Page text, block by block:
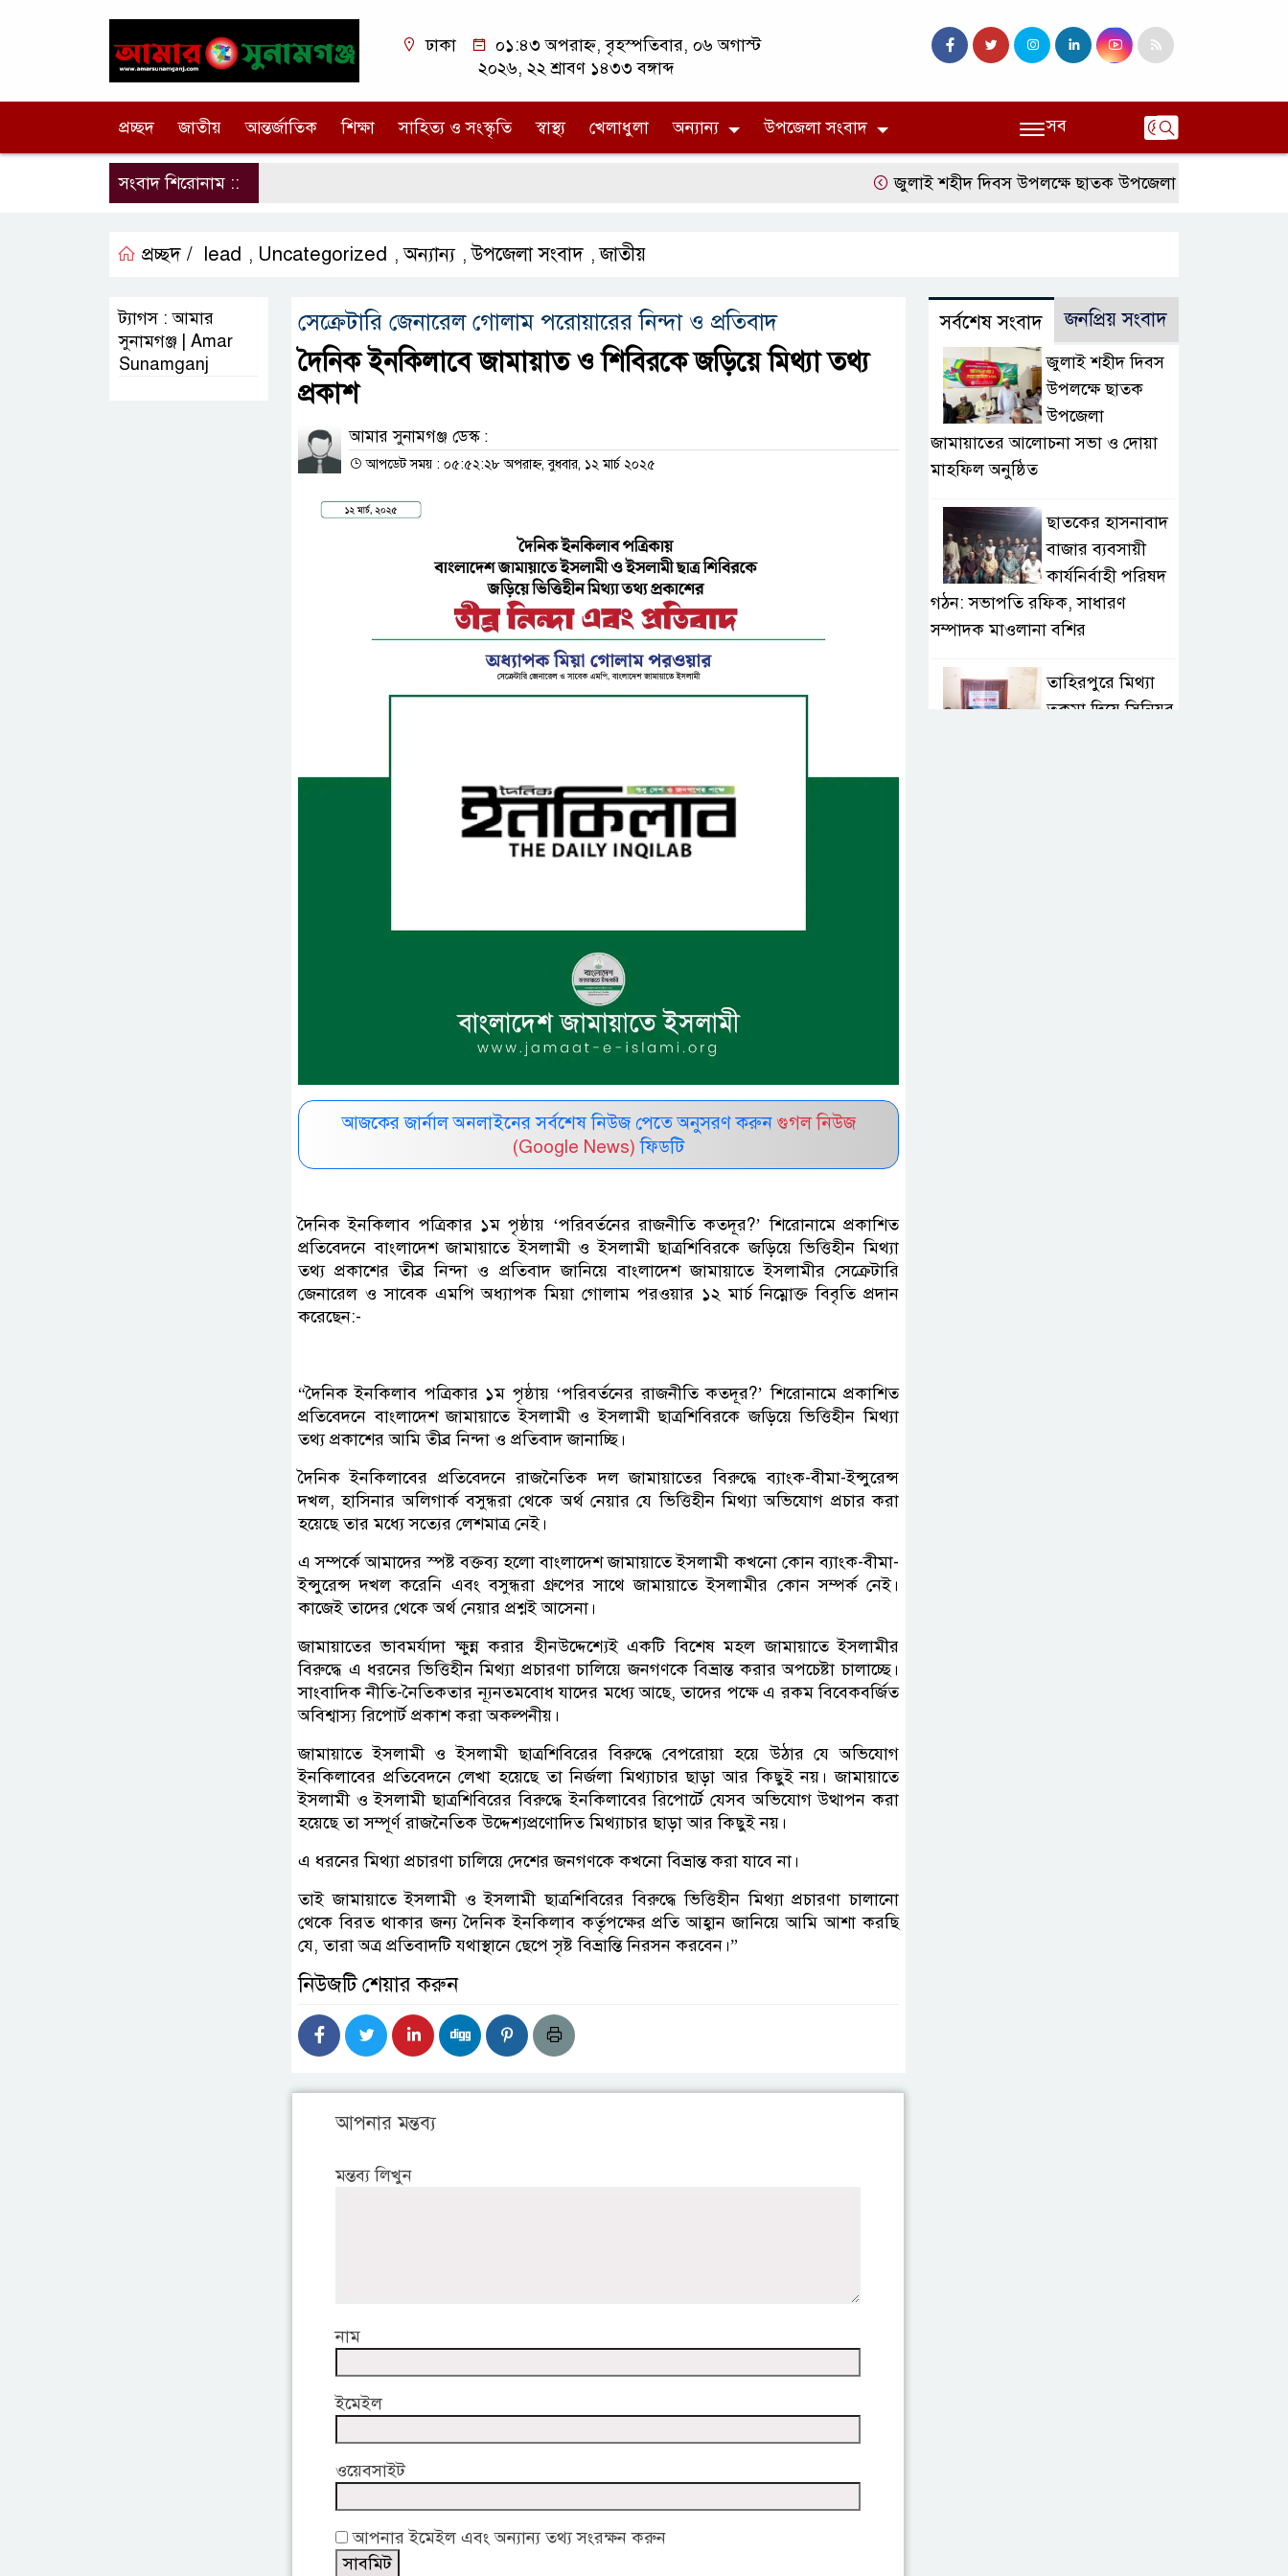
ঢাকা
০১:৪৩ অপরাহ্ন, বৃহস্পতিবার, ০৬ অগাস্ট
২০২৬, ২২ শ্রাবণ ১৪৩৩ বঙ্গাব্দ
প্রচ্ছদ জাতীয় আন্তর্জাতিক শিক্ষা সাহিত্য ও সংস্কৃতি স্বাস্থ্য খেলাধুলা অন্যান্য উপজেলা সংবাদ সব
সংবাদ শিরোনাম :: জুলাই শহীদ দিবস উপলক্ষে ছাতক উপজেলা জামায়াতের আলোচনা
প্রচ্ছদ / lead , Uncategorized ,অন্যান্য ,উপজেলা সংবাদ ,জাতীয়
সেক্রেটারি জেনারেল গোলাম পরোয়ারের নিন্দা ও প্রতিবাদ
দৈনিক ইনকিলাবে জামায়াত ও শিবিরকে জড়িয়ে মিথ্যা তথ্য
প্রকাশ
আমার সুনামগঞ্জ ডেস্ক :
আপডেট সময় : ০৫:৫২:২৮ অপরাহ্ন, বুধবার, ১২ মার্চ ২০২৫
আজকের জার্নাল অনলাইনের সর্বশেষ নিউজ পেতে অনুসরণ করুন গুগল নিউজ
(Google News) ফিডটি
দৈনিক ইনকিলাব পত্রিকার ১ম পৃষ্ঠায় ‘পরিবর্তনের রাজনীতি কতদূর?’ শিরোনামে প্রকাশিত
প্রতিবেদনে বাংলাদেশ জামায়াতে ইসলামী ও ইসলামী ছাত্রশিবিরকে জড়িয়ে ভিত্তিহীন মিথ্যা
তথ্য প্রকাশের তীব্র নিন্দা ও প্রতিবাদ জানিয়ে বাংলাদেশ জামায়াতে ইসলামীর সেক্রেটারি
জেনারেল ও সাবেক এমপি অধ্যাপক মিয়া গোলাম পরওয়ার ১২ মার্চ নিম্নোক্ত বিবৃতি প্রদান
করেছেন:-
“দৈনিক ইনকিলাব পত্রিকার ১ম পৃষ্ঠায় ‘পরিবর্তনের রাজনীতি কতদূর?’ শিরোনামে প্রকাশিত
প্রতিবেদনে বাংলাদেশ জামায়াতে ইসলামী ও ইসলামী ছাত্রশিবিরকে জড়িয়ে ভিত্তিহীন মিথ্যা
তথ্য প্রকাশের আমি তীব্র নিন্দা ও প্রতিবাদ জানাচ্ছি।
দৈনিক ইনকিলাবের প্রতিবেদনে রাজনৈতিক দল জামায়াতের বিরুদ্ধে ব্যাংক-বীমা-ইন্সুরেন্স
দখল, হাসিনার অলিগার্ক বসুন্ধরা থেকে অর্থ নেয়ার যে ভিত্তিহীন মিথ্যা অভিযোগ প্রচার করা
হয়েছে তার মধ্যে সত্যের লেশমাত্র নেই।
এ সম্পর্কে আমাদের স্পষ্ট বক্তব্য হলো বাংলাদেশ জামায়াতে ইসলামী কখনো কোন ব্যাংক-বীমা-
ইন্সুরেন্স দখল করেনি এবং বসুন্ধরা গ্রুপের সাথে জামায়াতে ইসলামীর কোন সম্পর্ক নেই।
কাজেই তাদের থেকে অর্থ নেয়ার প্রশ্নই আসেনা।
জামায়াতের ভাবমর্যাদা ক্ষুন্ন করার হীনউদ্দেশ্যেই একটি বিশেষ মহল জামায়াতে ইসলামীর
বিরুদ্ধে এ ধরনের ভিত্তিহীন মিথ্যা প্রচারণা চালিয়ে জনগণকে বিভ্রান্ত করার অপচেষ্টা চালাচ্ছে।
সাংবাদিক নীতি-নৈতিকতার ন্যূনতমবোধ যাদের মধ্যে আছে, তাদের পক্ষে এ রকম বিবেকবর্জিত
অবিশ্বাস্য রিপোর্ট প্রকাশ করা অকল্পনীয়।
জামায়াতে ইসলামী ও ইসলামী ছাত্রশিবিরের বিরুদ্ধে বেপরোয়া হয়ে উঠার যে অভিযোগ
ইনকিলাবের প্রতিবেদনে লেখা হয়েছে তা নির্জলা মিথ্যাচার ছাড়া আর কিছুই নয়। জামায়াতে
ইসলামী ও ইসলামী ছাত্রশিবিরের বিরুদ্ধে ইনকিলাবের রিপোর্টে যেসব অভিযোগ উত্থাপন করা
হয়েছে তা সম্পূর্ণ রাজনৈতিক উদ্দেশ্যপ্রণোদিত মিথ্যাচার ছাড়া আর কিছুই নয়।
এ ধরনের মিথ্যা প্রচারণা চালিয়ে দেশের জনগণকে কখনো বিভ্রান্ত করা যাবে না।
তাই জামায়াতে ইসলামী ও ইসলামী ছাত্রশিবিরের বিরুদ্ধে ভিত্তিহীন মিথ্যা প্রচারণা চালানো
থেকে বিরত থাকার জন্য দৈনিক ইনকিলাব কর্তৃপক্ষের প্রতি আহ্বান জানিয়ে আমি আশা করছি
যে, তারা অত্র প্রতিবাদটি যথাস্থানে ছেপে সৃষ্ট বিভ্রান্তি নিরসন করবেন।”
নিউজটি শেয়ার করুন
আপনার মন্তব্য
মন্তব্য লিখুন
নাম
ইমেইল
ওয়েবসাইট
আপনার ইমেইল এবং অন্যান্য তথ্য সংরক্ষন করুন
ট্যাগস : আমার
সুনামগঞ্জ | Amar
Sunamganj
সর্বশেষ সংবাদ জনপ্রিয় সংবাদ
জুলাই শহীদ দিবস
উপলক্ষে ছাতক
উপজেলা
জামায়াতের আলোচনা সভা ও দোয়া
মাহফিল অনুষ্ঠিত
ছাতকের হাসনাবাদ
বাজার ব্যবসায়ী
কার্যনির্বাহী পরিষদ
গঠন: সভাপতি রফিক, সাধারণ
সম্পাদক মাওলানা বশির
তাহিরপুরে মিথ্যা
তকমা দিয়ে সিনিয়র